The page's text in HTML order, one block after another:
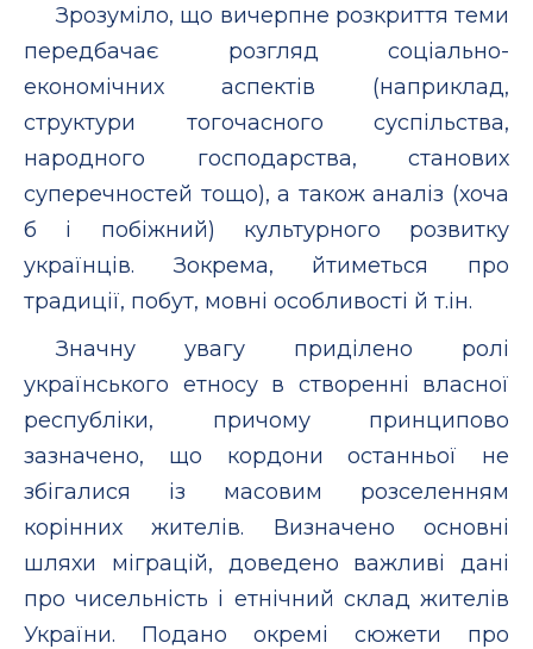
Зрозуміло, що вичерпне розкриття теми
передбачає розгляд соціально-
економічних аспектів (наприклад,
структури тогочасного суспільства,
народного господарства, станових
суперечностей тощо), а також аналіз (хоча
б і побіжний) культурного розвитку
українців. Зокрема, йтиметься про
традиції, побут, мовні особливості й т.ін.
Значну увагу приділено ролі
українського етносу в створенні власної
республіки, причому принципово
зазначено, що кордони останньої не
збігалися із масовим розселенням
корінних жителів. Визначено основні
шляхи міграцій, доведено важливі дані
про чисельність і етнічний склад жителів
України. Подано окремі сюжети про